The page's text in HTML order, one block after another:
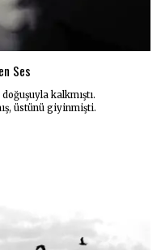
Ses
kalkmıştı.
üstünü giyinmişti.